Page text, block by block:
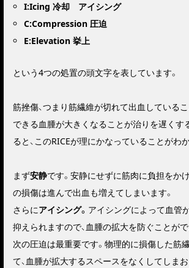
I:Icing 冷却 アイシング
C:Compression 圧迫
E:Elevation 挙上
という4つの処置の頭文字を表しています。
筋挫傷、つまり筋繊維が切れて出血している
できる血腫が大きくなることが治りを遅くす
ると、このRICEが理にかなっていることがわ
まず安静です。安静にせずに筋肉に負担をか
の損傷は進んで出血も増えてしまいます。
さらにアイシング。 アイシングによって血管
抑えられますので、血腫の拡大を防ぐことがで
次の圧迫は最重要です。 物理的に損傷した筋
て、血腫が拡大するスペースをなくしてしま